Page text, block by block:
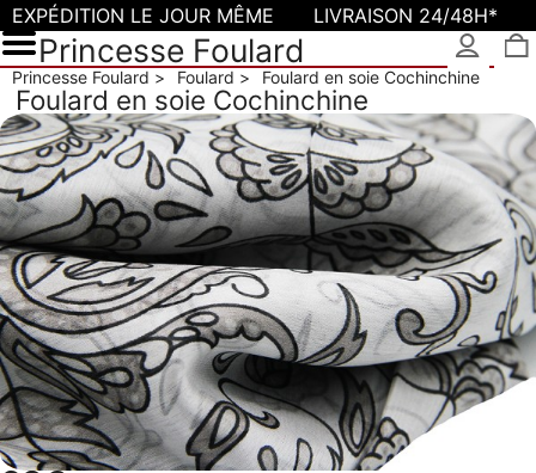
Princesse Foulard
Princesse Foulard Foulard Foulard en soie Cochinchine
Foulard en soie Cochinchine
EXPÉDITION LE JOUR MÊME LIVRAISON 24/48H*